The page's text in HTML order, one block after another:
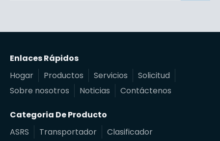
Enlaces Rápidos
Hogar
Productos Servicios
Solicitud
Sobre nosotros
Noticias Contáctenos
Categoria De Producto
ASRS
Transportador Clasificador